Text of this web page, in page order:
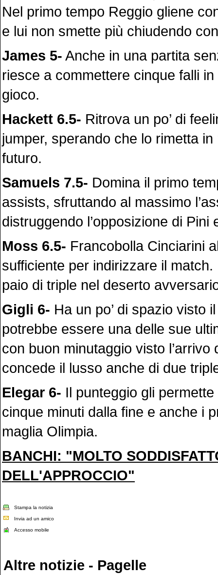
Nel primo tempo Reggio gliene
e lui non smette più chiudendo
James 5- Anche in una partita
riesce a commettere cinque falli
gioco.
Hackett 6.5- Ritrova un po’ di
jumper, sperando che lo rimetta in
futuro.
Samuels 7.5- Domina il primo
assists, sfruttando al massimo
distruggendo l’opposizione di Pini
Moss 6.5- Francobolla Cinciarini
sufficiente per indirizzare il
paio di triple nel deserto
Gigli 6- Ha un po’ di spazio visto
potrebbe essere una delle sue
con buon minutaggio visto l’arrivo
concede il lusso anche di due
Elegar 6- Il punteggio gli permette
cinque minuti dalla fine e anche i
maglia Olimpia.
BANCHI: "MOLTO
DELL'APPROCCIO"
Stampa la notizia
Invia ad un amico
Accesso mobile
Altre notizie - Pagelle